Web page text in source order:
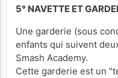
5° NAVETTE ET
Une garderie (sous
enfants qui suivent
Smash Academy.
Cette garderie est un